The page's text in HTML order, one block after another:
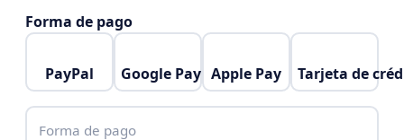
Forma de pago
PayPal Google Pay Apple Pay Tarjeta de
Forma de pago